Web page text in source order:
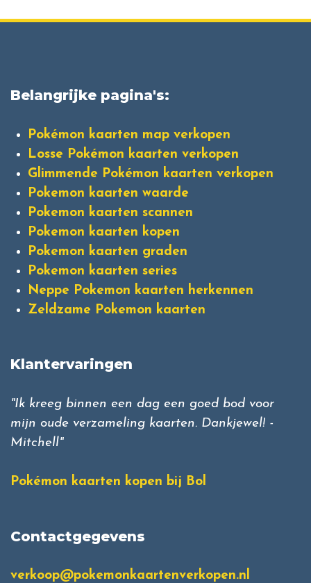
Belangrijke pagina's:
Pokémon kaarten map verkopen
Losse Pokémon kaarten verkopen
Glimmende Pokémon kaarten verkopen
Pokemon kaarten waarde
Pokemon kaarten scannen
Pokemon kaarten kopen
Pokemon kaarten graden
Pokemon kaarten series
Neppe Pokemon kaarten herkennen
Zeldzame Pokemon kaarten
Klantervaringen
"Ik kreeg binnen een dag een goed bod voor
mijn oude verzameling kaarten. Dankjewel! -
Mitchell"
Pokémon kaarten kopen bij Bol
Contactgegevens
verkoop@pokemonkaartenverkopen.nl